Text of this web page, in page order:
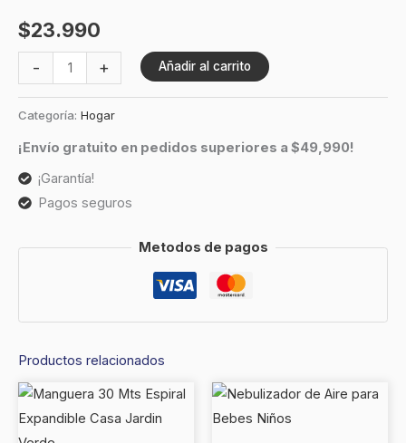
$23.990
- + Añadir al carrito
Categoría: Hogar
¡Envío gratuito en pedidos superiores a $49,990!
¡Garantía!
Pagos seguros
Metodos de pagos
Productos relacionados